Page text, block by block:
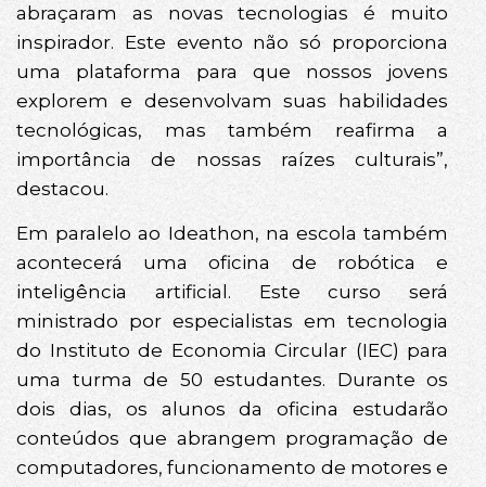
abraçaram as novas tecnologias é muito
inspirador. Este evento não só proporciona
uma plataforma para que nossos jovens
explorem e desenvolvam suas habilidades
tecnológicas, mas também reafirma a
importância de nossas raízes culturais”,
destacou.
Em paralelo ao Ideathon, na escola também
acontecerá uma oficina de robótica e
inteligência artificial. Este curso será
ministrado por especialistas em tecnologia
do Instituto de Economia Circular (IEC) para
uma turma de 50 estudantes. Durante os
dois dias, os alunos da oficina estudarão
conteúdos que abrangem programação de
computadores, funcionamento de motores e